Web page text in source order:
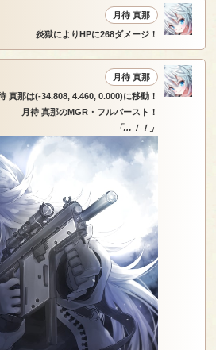
月待 真那
炎獄によりHPに268ダメージ！
月待 真那
真那は(-34.808, 4.460, 0.000)に移動！
月待 真那のMGR・フルバースト！
「…！！」